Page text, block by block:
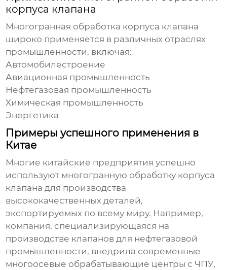
корпуса клапана
Многогранная обработка корпуса клапана
широко применяется в различных отраслях
промышленности, включая:
Автомобилестроение
Авиационная промышленность
Нефтегазовая промышленность
Химическая промышленность
Энергетика
Примеры успешного применения в
Китае
Многие китайские предприятия успешно
используют многогранную обработку корпуса
клапана для производства
высококачественных деталей,
экспортируемых по всему миру. Например,
компания, специализирующаяся на
производстве клапанов для нефтегазовой
промышленности, внедрила современные
многоосевые обрабатывающие центры с ЧПУ,